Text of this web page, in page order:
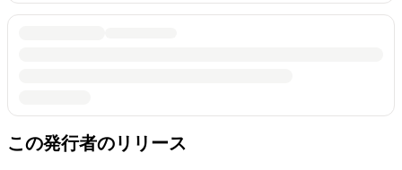
この発行者のリリース